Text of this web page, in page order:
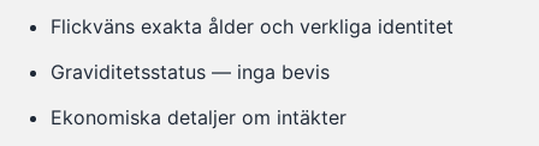
Flickväns exakta ålder och verkliga identitet
Graviditetsstatus — inga bevis
Ekonomiska detaljer om intäkter